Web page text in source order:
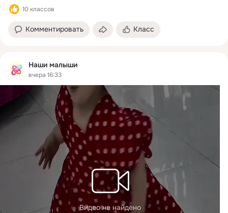
10 классов
Комментировать Класс
Наши малыши
вчера 16:33
Видео не найдено